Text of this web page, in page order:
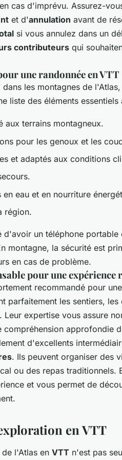
cas d'imprévu. Assurez-
et d'annulation avant de
si vous annulez dans un
contributeurs qui
une randonnée en VTT
dans les montagnes de
liste des éléments essentiels
aux terrains montagneux.
pour les genoux et les
et adaptés aux conditions
eau et en nourriture
région.
d'avoir un téléphone
montagne, la sécurité est
en cas de problème.
pour une expérience
recommandé pour une
parfaitement les sentiers,
expertise vous assure
compréhension approfondie
d'excellents
. Ils peuvent organiser des
ou des repas traditionnels.
et vous permet de
en VTT
l'Atlas en VTT n'est pas